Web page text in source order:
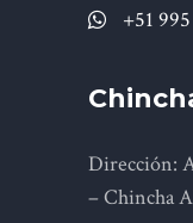
+51
Dirección:
– Chincha